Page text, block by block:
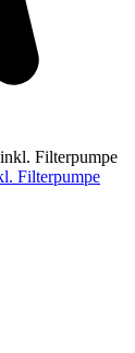
Filterpumpe